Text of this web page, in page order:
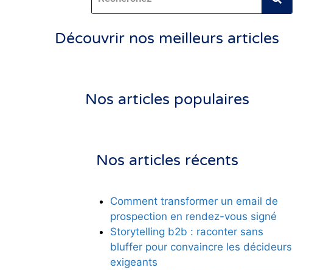
Découvrir nos meilleurs articles
Nos articles populaires
Nos articles récents
Comment transformer un email de
prospection en rendez-vous signé
Storytelling b2b : raconter sans
bluffer pour convaincre les décideurs
exigeants